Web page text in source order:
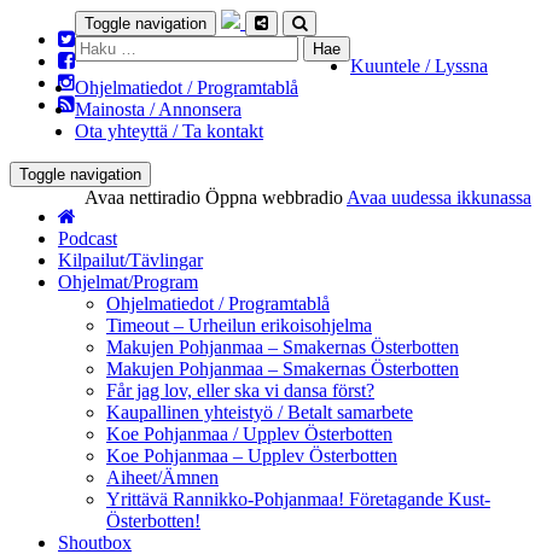
Toggle navigation
Haku:
Kuuntele / Lyssna
Ohjelmatiedot / Programtablå
Mainosta / Annonsera
Ota yhteyttä / Ta kontakt
Toggle navigation
Avaa nettiradio Öppna webbradio Avaa uudessa ikkunassa
Podcast
Kilpailut/Tävlingar
Ohjelmat/Program
Ohjelmatiedot / Programtablå
Timeout – Urheilun erikoisohjelma
Makujen Pohjanmaa – Smakernas Österbotten
Makujen Pohjanmaa – Smakernas Österbotten
Får jag lov, eller ska vi dansa först?
Kaupallinen yhteistyö / Betalt samarbete
Koe Pohjanmaa / Upplev Österbotten
Koe Pohjanmaa – Upplev Österbotten
Aiheet/Ämnen
Yrittävä Rannikko-Pohjanmaa! Företagande Kust-
Österbotten!
Shoutbox